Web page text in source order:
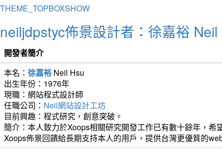
THEME_TOPBOXSHOW
neiljdpstyc佈景設計者：徐嘉裕
開發者簡介
本名： 徐嘉裕 Neil Hsu
出生年份：1976年
現職：網站程式設計師
任職公司： Neil網站設計工坊
目前興趣：程式研究，創意突破。
簡介：本人致力於Xoops相關研究開發工作已有數十餘年，
Xoops佈景回饋給長期支持本人的用戶，提供台灣更優質的